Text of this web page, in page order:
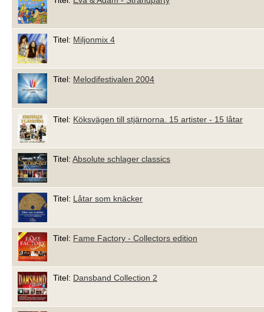
Titel: Miljonmix 4
Titel: Melodifestivalen 2004
Titel: Köksvägen till stjärnorna. 15 artister - 15 låtar
Titel: Absolute schlager classics
Titel: Låtar som knäcker
Titel: Fame Factory - Collectors edition
Titel: Dansband Collection 2